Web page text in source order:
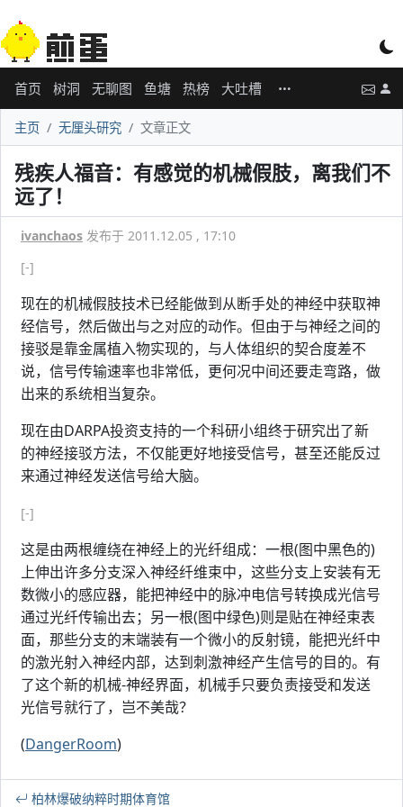
首页 树洞 无聊图 鱼塘 热榜 大吐槽
主页 无厘头研究 文章正文
残疾人福音：有感觉的机械假肢，离我们不
远了！
ivanchaos 发布于 2011.12.05 , 17:10
[-]
现在的机械假肢技术已经能做到从断手处的神经中获取神
经信号，然后做出与之对应的动作。但由于与神经之间的
接驳是靠金属植入物实现的，与人体组织的契合度差不
说，信号传输速率也非常低，更何况中间还要走弯路，做
出来的系统相当复杂。
现在由DARPA投资支持的一个科研小组终于研究出了新
的神经接驳方法，不仅能更好地接受信号，甚至还能反过
来通过神经发送信号给大脑。
[-]
这是由两根缠绕在神经上的光纤组成：一根(图中黑色的)
上伸出许多分支深入神经纤维束中，这些分支上安装有无
数微小的感应器，能把神经中的脉冲电信号转换成光信号
通过光纤传输出去；另一根(图中绿色)则是贴在神经束表
面，那些分支的末端装有一个微小的反射镜，能把光纤中
的激光射入神经内部，达到刺激神经产生信号的目的。有
了这个新的机械-神经界面，机械手只要负责接受和发送
光信号就行了，岂不美哉？
(DangerRoom)
柏林爆破纳粹时期体育馆